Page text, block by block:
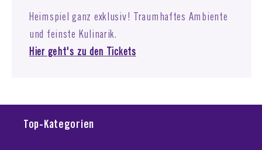
Heimspiel ganz exklusiv! Traumhaftes Ambiente
und feinste Kulinarik.
Hier geht's zu den Tickets
Top-Kategorien